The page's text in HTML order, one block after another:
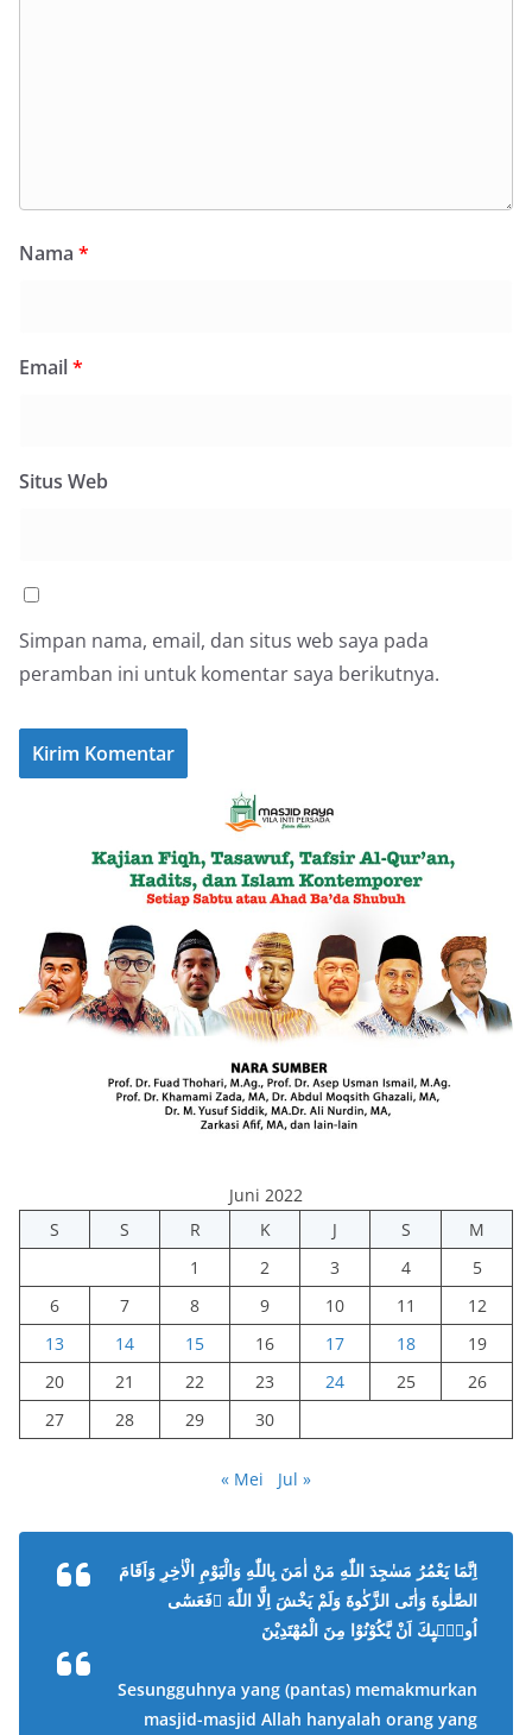
Nama *
Email*
Situs Web
Simpan nama, email, dan situs web saya pada
peramban ini untuk komentar saya berikutnya.
Juni 2022
S
S R K J S
M
1
2 3 4
5
6
7 8 9 10 11
12
13
14 15 16 17 18
19
20
21 22 23 24 25
26
27
28 29 30
« Mei Jul »
اِنَّمَا يَعْمُرُ مَسٰجِدَ اللّٰهِ مَنْ اٰمَنَ بِاللّٰهِ وَالْيَوْمِ الْاٰخِرِ وَاَقَامَ
الصَّلٰوةَ وَاٰتَى الزَّكٰوةَ وَلَمْ يَخْشَ اِلَّا اللّٰهَ ۗفَعَسٰٓى
اُولٰۤىِٕكَ اَنْ يَّكُوْنُوْا مِنَ الْمُهْتَدِيْنَ
Sesungguhnya yang (pantas) memakmurkan
masjid-masjid Allah hanyalah orang yang